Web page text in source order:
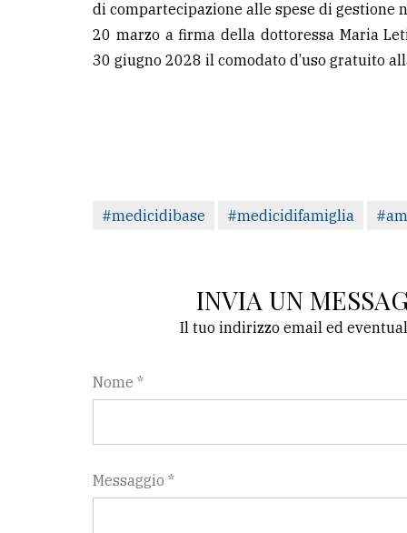
di compartecipazione alle spese di gestione
20 marzo a firma della dottoressa Maria
30 giugno 2028 il comodato d’uso gratuito
#medicidibase #medicidifamiglia
INVIA UN
Il tuo indirizzo email ed
Nome *
Messaggio *